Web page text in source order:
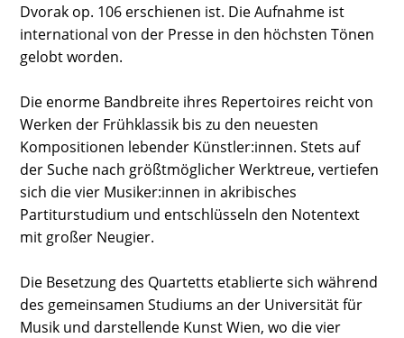
Dvorak op. 106 erschienen ist. Die Aufnahme ist
international von der Presse in den höchsten Tönen
gelobt worden.
Die enorme Bandbreite ihres Repertoires reicht von
Werken der Frühklassik bis zu den neuesten
Kompositionen lebender Künstler:innen. Stets auf
der Suche nach größtmöglicher Werktreue, vertiefen
sich die vier Musiker:innen in akribisches
Partiturstudium und entschlüsseln den Notentext
mit großer Neugier.
Die Besetzung des Quartetts etablierte sich während
des gemeinsamen Studiums an der Universität für
Musik und darstellende Kunst Wien, wo die vier